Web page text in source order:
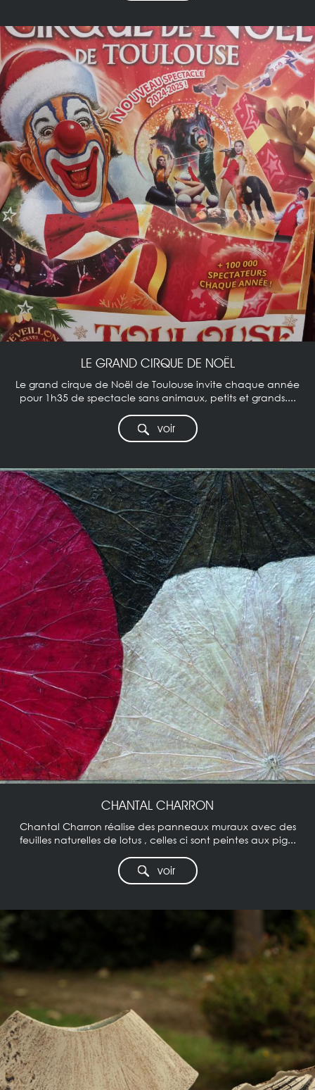
LE GRAND CIRQUE DE NOËL
Le grand cirque de Noël de Toulouse invite chaque année
pour 1h35 de spectacle sans animaux, petits et grands....
voir
CHANTAL CHARRON
Chantal Charron réalise des panneaux muraux avec des
feuilles naturelles de lotus , celles ci sont peintes aux pig...
voir